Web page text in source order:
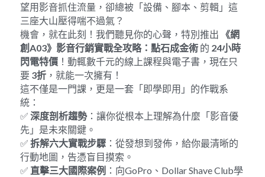
望用影音抓住流量，卻總被「設備、腳本、剪輯」這
三座大山壓得喘不過氣？
機會，就在此刻！我們聽見你的心聲，特別推出
《網
創A03》影音行銷實戰全攻略：點石成金術 的 24小時
閃電特價 ！動輒數千元的線上課程與電子書，現在只
要 3折 ，就能一次擁有！
這不僅是一門課，更是一套「即學即用」的作戰系
統：
✅ 深度剖析趨勢：讓你從根本上理解為什麼「影音優
先」是未來關鍵。
✅ 拆解六大實戰步驟 ：從發想到發佈，給你最清晰的
行動地圖，告憑盲目摸索。
✅ 直擊三大國際案例 ：向GoPro、Dollar Shave Club學